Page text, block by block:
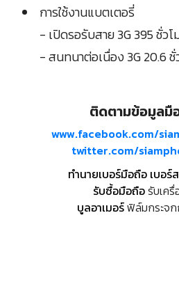
การใช้งานแบตเตอรี่
- เปิดรอรับสาย 3G 395 ชั่ว
- สนทนาต่อเนื่อง 3G 20.6
ติดตามข้อมูลมื
www.facebook.com/
twitter.com/
ทำนายเบอร์มือถือ เบอร์
รับซื้อมือถือรับเค
บูลอาเมอร์ฟิล์มกระจ